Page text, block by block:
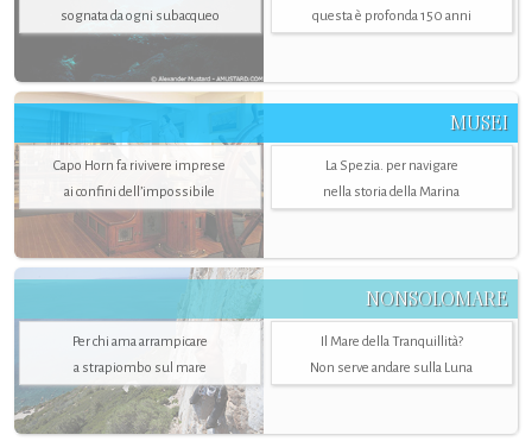
sognata da ogni subacqueo
questa è profonda 150 anni
MUSEI
Capo Horn fa rivivere imprese
ai confini dell’impossibile
La Spezia. per navigare
nella storia della Marina
NONSOLOMARE
Per chi ama arrampicare
a strapiombo sul mare
Il Mare della Tranquillità?
Non serve andare sulla Luna